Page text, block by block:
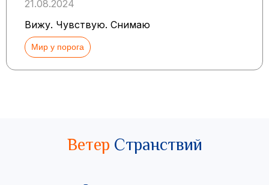
21.08.2024
Вижу. Чувствую. Снимаю
Мир у порога
Ветер Странствий